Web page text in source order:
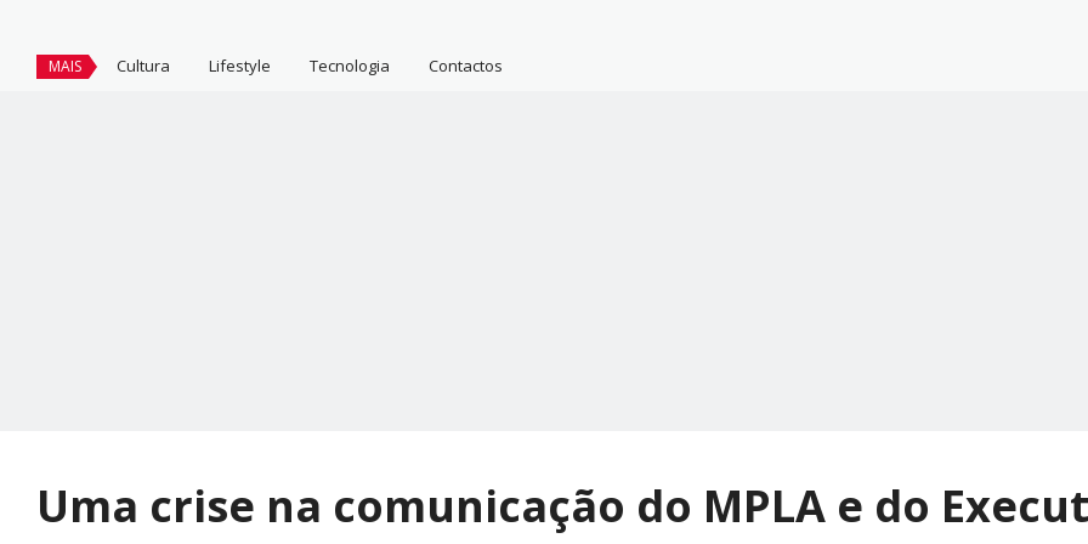
MAIS Cultura Lifestyle Tecnologia Contactos
Uma crise na comunicação do MPLA e do